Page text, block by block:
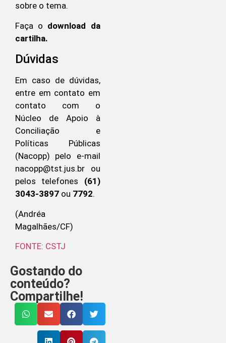
sobre o tema.
Faça o download da
cartilha.
Dúvidas
Em caso de dúvidas,
entre em contato em
contato com o
Núcleo de Apoio à
Conciliação e
Políticas Públicas
(Nacopp) pelo e-mail
nacopp@tst.jus.br ou
pelos telefones (61)
3043-3897 ou 7792.
(Andréa
Magalhães/CF)
FONTE: CSTJ
Gostando do
conteúdo?
Compartilhe!